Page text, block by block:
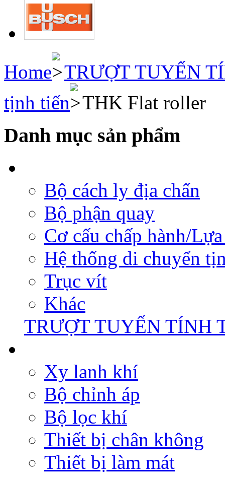
Home
TRƯỢT TUYẾN
tịnh tiến
THK Flat roller
Danh mục sản phẩm
Bộ cách ly địa chấn
Bộ phận quay
Cơ cấu chấp hành/
Hệ thống di chuyển
Trục vít
Khác
TRƯỢT TUYẾN TÍNH
Xy lanh khí
Bộ chỉnh áp
Bộ lọc khí
Thiết bị chân không
Thiết bị làm mát